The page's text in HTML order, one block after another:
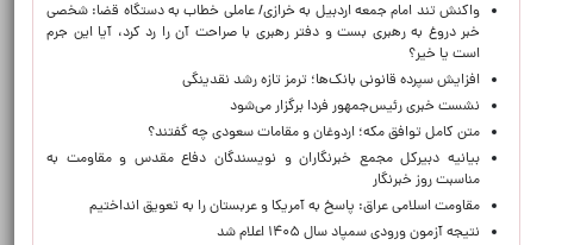
واکنش تند امام جمعه اردبیل به خرازی/ عاملی خطاب به دستگاه قضا: شخصی
خبر دروغ به رهبری بست و دفتر رهبری با صراحت آن را رد کرد، آیا این جرم
است یا خیر؟
افزایش سپرده قانونی بانک‌ها؛ ترمز تازه رشد نقدینگی
نشست خبری رئیس‌جمهور فردا برگزار می‌شود
متن کامل توافق مکه؛ اردوغان و مقامات سعودی چه گفتند؟
بیانیه دبیرکل مجمع خبرنگاران و نویسندگان دفاع مقدس و مقاومت به
مناسبت روز خبرنگار
مقاومت اسلامی عراق: پاسخ به آمریکا و عربستان را به تعویق انداختیم
نتیجه آزمون ورودی سمپاد سال ۱۴۰۵ اعلام شد